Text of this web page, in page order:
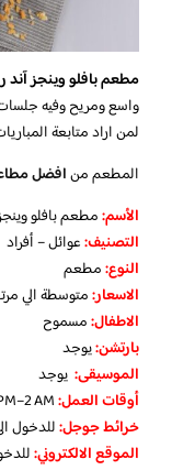
مطعم بافلو وينجز آند
واسع ومريح وفيه
لمن اراد متابعة
المطعم منافضل مطاعم
الأسم:مطعم بافلو
التصنيف:عوائل – أفراد
النوع:مطعم
الاسعار:متوسطة الي
الاطفال:مسموح
بارتشن:يوجد
الموسيقى: يوجد
‏أوقات العمل:AM
خرائط جوجل:للدخول
الموقع الالكتروني: